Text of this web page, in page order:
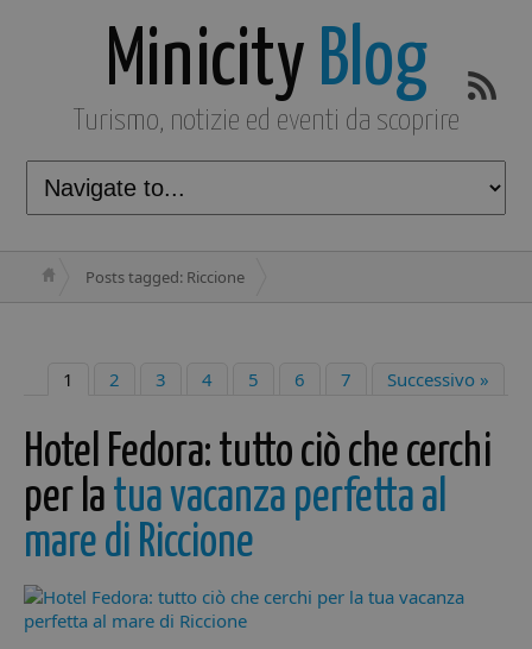
Minicity Blog
Turismo, notizie ed eventi da scoprire
Posts tagged: Riccione
1 2 3 4 5 6 7 Successivo »
Hotel Fedora: tutto ciò che cerchi
per la tua vacanza perfetta al
mare di Riccione